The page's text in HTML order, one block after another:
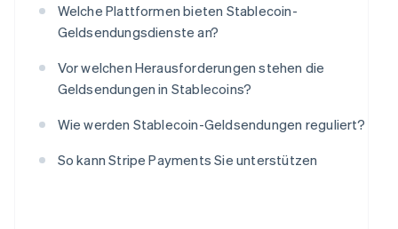
Welche Plattformen bieten Stablecoin-
Geldsendungsdienste an?
Vor welchen Herausforderungen stehen die
Geldsendungen in Stablecoins?
Wie werden Stablecoin-Geldsendungen reguliert?
So kann Stripe Payments Sie unterstützen